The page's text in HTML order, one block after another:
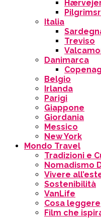
Italia
Treviso
Danimarca
Belgio
Irlanda
Parigi
Giappone
Giordania
Messico
New York
Mondo Travel
Tradizioni e
Nomadismo
Vivere
Sostenibilità
VanLife
Cosa leggere
Film che